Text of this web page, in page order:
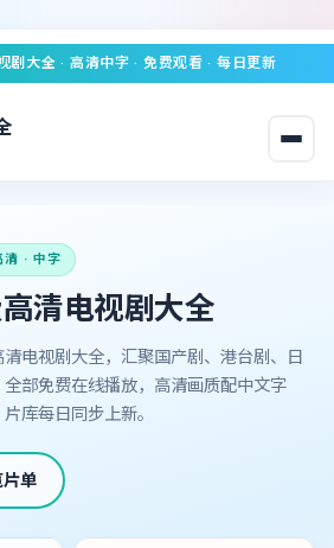
剧大全 · 高清中字 · 免费观看 · 每日更新
清 · 中字
清电视剧大全
电视剧大全，汇聚国产剧、港台剧、日
部免费在线播放，高清画质配中文字
库每日同步上新。
单